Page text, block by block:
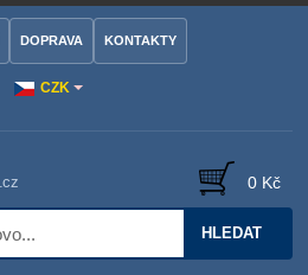
CZK
DOPRAVA KONTAKTY
HLEDAT
0 Kč